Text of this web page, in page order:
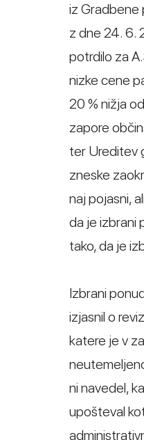
iz
z dne 24. 6.
potrdilo za
nizke cene
20 % nižja
zapore
ter Ureditev
zneske
naj pojasni,
da je izbrani
tako, da je
Izbrani
izjasnil o
katere je v
ni navedel,
upošteval